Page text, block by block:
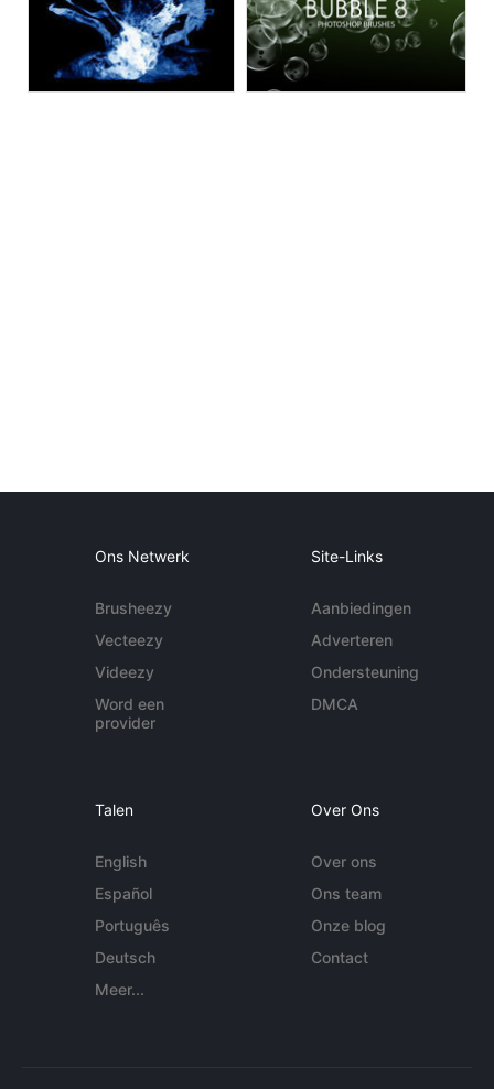
Ons Netwerk
Brusheezy
Vecteezy
Videezy
Word een
provider
Site-Links
Aanbiedingen
Adverteren
Ondersteuning
DMCA
Talen
English
Español
Português
Deutsch
Meer...
Over Ons
Over ons
Ons team
Onze blog
Contact